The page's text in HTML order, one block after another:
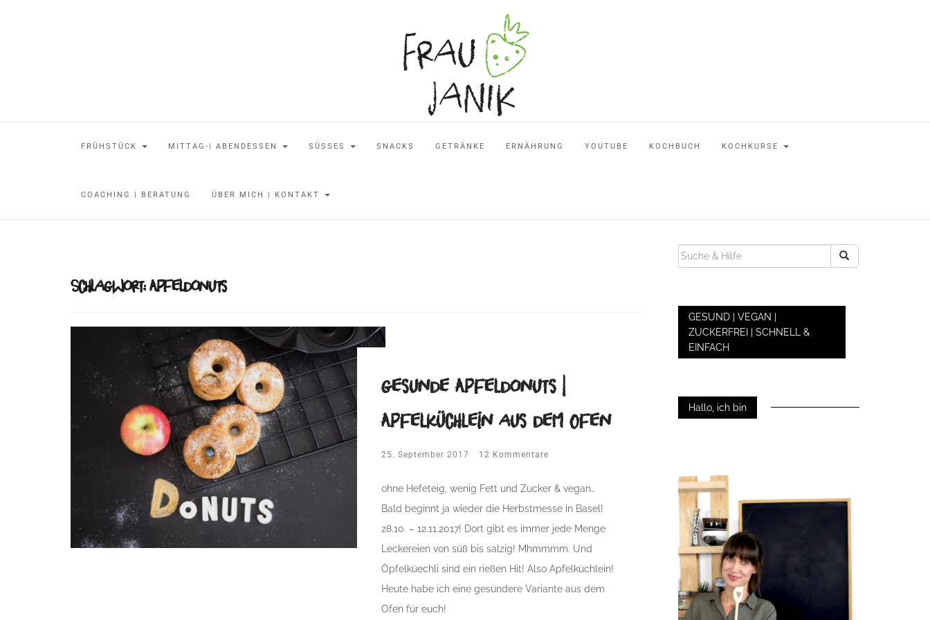
FRÜHSTÜCK MITTAG-| ABENDESSEN SÜSSES SNACKS GETRÄNKE ERNÄHRUNG YOUTUBE KOCHBUCH KOCHKURSE
COACHING | BERATUNG ÜBER MICH | KONTAKT
Schlagwort:Apfeldonuts
gesunde Apfeldonuts |
Apfelküchlein aus dem Ofen
25. September 2017 12 Kommentare
ohne Hefeteig, wenig Fett und Zucker & vegan…
Bald beginnt ja wieder die Herbstmesse in Basel!
28.10. – 12.11.2017! Dort gibt es immer jede Menge
Leckereien von süß bis salzig! Mhmmmm. Und
Öpfelküechli sind ein rießen Hit! Also Apfelküchlein!
Heute habe ich eine gesündere Variante aus dem
Ofen für euch!
SUCHEN
NACH:
GESUND | VEGAN |
ZUCKERFREI | SCHNELL &
EINFACH
Hallo, ich bin